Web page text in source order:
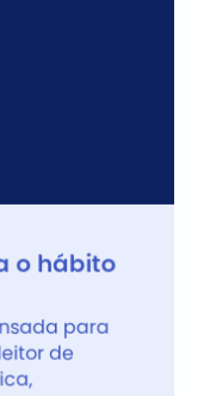
o hábito
para
de